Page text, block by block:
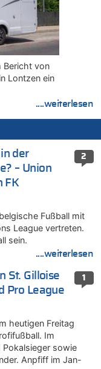
Bericht von
Lontzen ein
....weiterlesen
2
der
– Union
FK
Fußball mit
League vertreten.
sein.
....weiterlesen
1
St. Gilloise
Pro League
heutigen Freitag
Im
Pokalsieger sowie
Anpfiff im Jan-